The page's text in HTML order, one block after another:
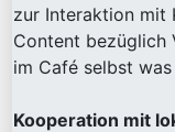
zur Interaktion mit
Content bezüglich
im Café selbst
Kooperation mit